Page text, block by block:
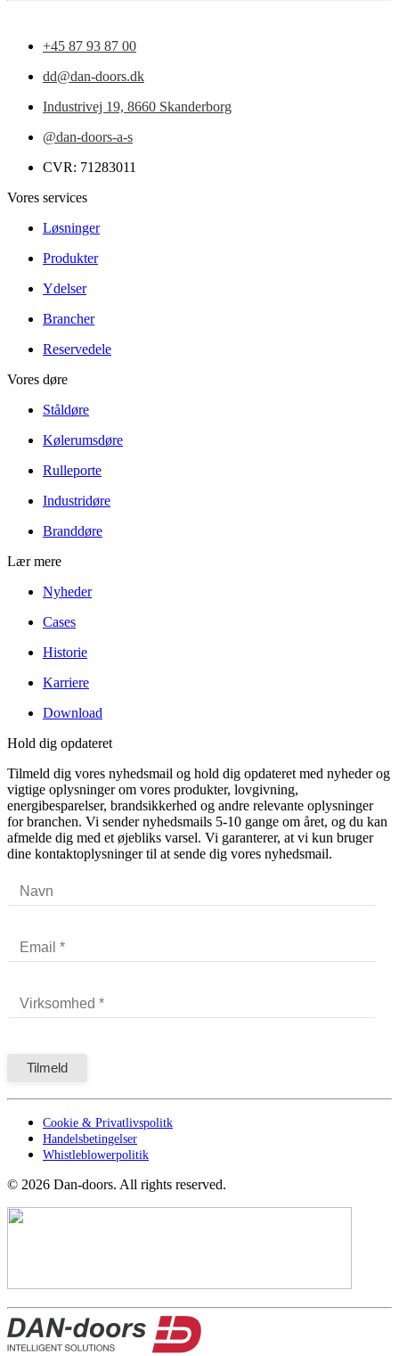
+45 87 93 87 00
dd@dan-doors.dk
Industrivej 19, 8660 Skanderborg
@dan-doors-a-s
CVR: 71283011
Vores services
Løsninger
Produkter
Ydelser
Brancher
Reservedele
Vores døre
Ståldøre
Kølerumsdøre
Rulleporte
Industridøre
Branddøre
Lær mere
Nyheder
Cases
Historie
Karriere
Download
Hold dig opdateret
Tilmeld dig vores nyhedsmail og hold dig opdateret med nyheder og
vigtige oplysninger om vores produkter, lovgivning,
energibesparelser, brandsikkerhed og andre relevante oplysninger
for branchen. Vi sender nyhedsmails 5-10 gange om året, og du kan
afmelde dig med et øjebliks varsel. Vi garanterer, at vi kun bruger
dine kontaktoplysninger til at sende dig vores nyhedsmail.
Cookie & Privatlivspolitk
Handelsbetingelser
Whistleblowerpolitik
© 2026 Dan-doors. All rights reserved.